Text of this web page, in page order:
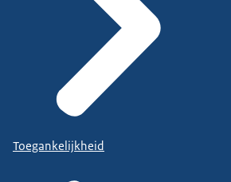
Toegankelijkheid